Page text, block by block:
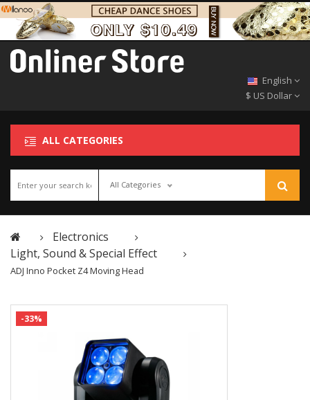
English
$ US Dollar
ALL CATEGORIES
All Categories
Electronics
Light, Sound & Special Effect
ADJ Inno Pocket Z4 Moving Head
-33%